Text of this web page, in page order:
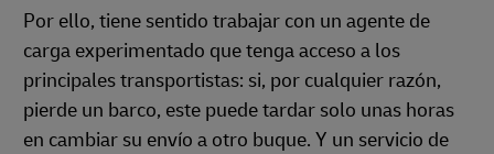
Por ello, tiene sentido trabajar con un agente de
carga experimentado que tenga acceso a los
principales transportistas: si, por cualquier razón,
pierde un barco, este puede tardar solo unas horas
en cambiar su envío a otro buque. Y un servicio de